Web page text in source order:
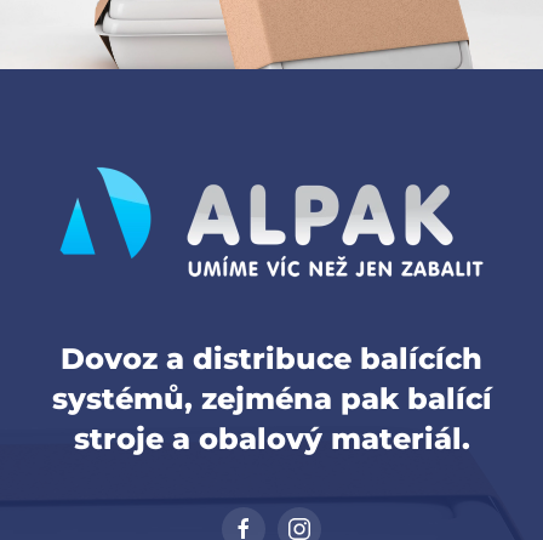
Dovoz a distribuce balících
systémů, zejména pak balící
stroje a obalový materiál.